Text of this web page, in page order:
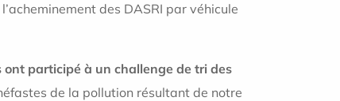
des DASRI par véhicule
ont participé à un challenge de tri des
de la pollution résultant de notre